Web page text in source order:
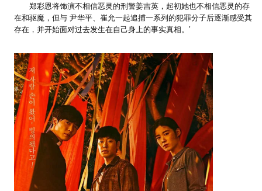
郑彩恩将饰演不相信恶灵的刑警姜吉英，起初她也不相信恶灵的存
在和驱魔，但与 尹华平、崔允一起追捕一系列的犯罪分子后逐渐感受其
存在，并开始面对过去发生在自己身上的事实真相。’